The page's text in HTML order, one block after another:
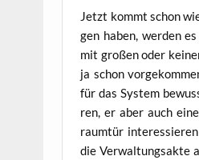
Jetzt kommt schon
gen haben, wer­den
mit gro­ßen oder
ja schon
für das Sys­tem
ren, er aber auch
raum­tür
die Ver­wal­tungs­ak­te